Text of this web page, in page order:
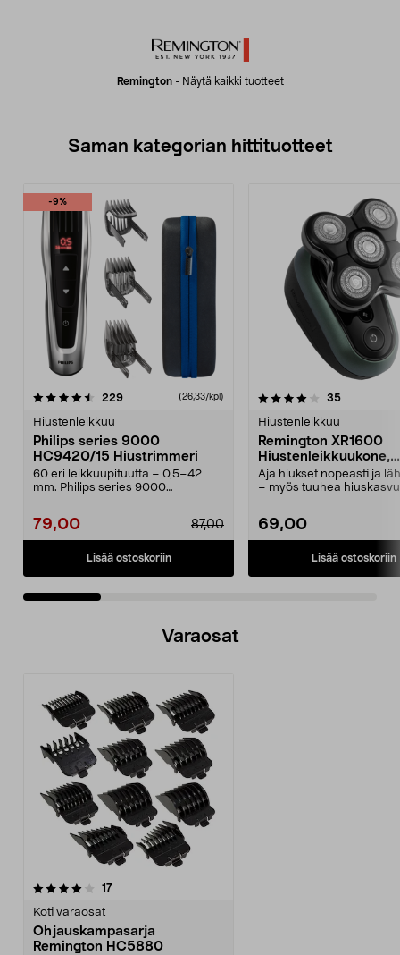
Remington- Näytä kaikki tuotteet
Saman kategorian hittituotteet
-9%
229arvostelut (26,33/kpl)
Hiustenleikkuu
Philips series 9000
HC9420/15 Hiustrimmeri
60 eri leikkuupituutta – 0,5–42
mm. Philips series 9000
79,00 87,00
Lisää ostoskoriin
4.0 viidestä
35arvostelut
Hiustenleikkuu
Remington XR1600
Hiustenleikkuukone,
akkukäyttöinen
Aja hiukset nopeasti ja
– myös tuuhea
69,00
Lisää ostoskoriin
4.0 viidestä
Varaosat
17arvostelut
Koti varaosat
Ohjauskampasarja
Remington HC5880